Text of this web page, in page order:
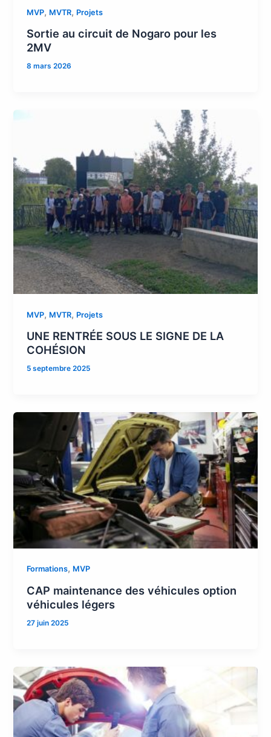
MVP, MVTR, Projets
Sortie au circuit de Nogaro pour les
2MV
8 mars 2026
MVP, MVTR, Projets
UNE RENTRÉE SOUS LE SIGNE DE LA
COHÉSION
5 septembre 2025
Formations, MVP
CAP maintenance des véhicules option
véhicules légers
27 juin 2025